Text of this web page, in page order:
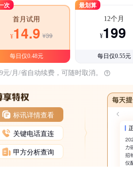
次
首月试用
¥14.9 ¥39
每日仅0.48元
最划算
12个月
¥199
每日仅0.55元
元/月/省自动续费，可随时取消。
标讯详情查看
关键电话直连
甲方分析查询